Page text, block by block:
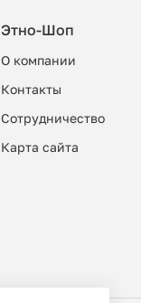
Этно-Шоп
О компании
Контакты
Сотрудничество
Карта сайта